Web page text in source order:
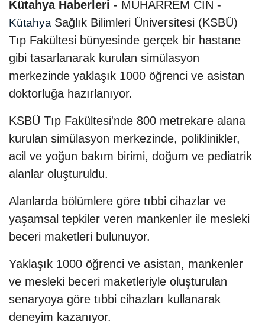
Kütahya Haberleri - MUHARREM CİN -
Kütahya Sağlık Bilimleri Üniversitesi (KSBÜ)
Tıp Fakültesi bünyesinde gerçek bir hastane
gibi tasarlanarak kurulan simülasyon
merkezinde yaklaşık 1000 öğrenci ve asistan
doktorluğa hazırlanıyor.
KSBÜ Tıp Fakültesi'nde 800 metrekare alana
kurulan simülasyon merkezinde, poliklinikler,
acil ve yoğun bakım birimi, doğum ve pediatrik
alanlar oluşturuldu.
Alanlarda bölümlere göre tıbbi cihazlar ve
yaşamsal tepkiler veren mankenler ile mesleki
beceri maketleri bulunuyor.
Yaklaşık 1000 öğrenci ve asistan, mankenler
ve mesleki beceri maketleriyle oluşturulan
senaryoya göre tıbbi cihazları kullanarak
deneyim kazanıyor.